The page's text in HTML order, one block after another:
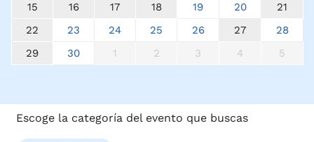
15
16 17 18 19 20
21
22
23 24 25 26 27
28
29
30 1 2 3 4 5
Escoge la categoría del evento que buscas